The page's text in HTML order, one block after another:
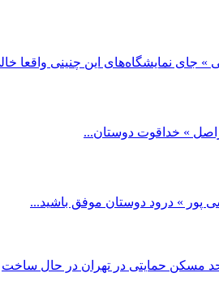
» جای نمایشگاه‌های این چنینی واقعا
» خداقوت دوستان...
پور » درود دوستان موفق باشید...